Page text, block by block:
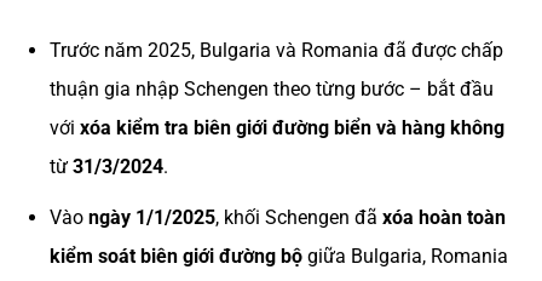
Trước năm 2025, Bulgaria và Romania đã được chấp
thuận gia nhập Schengen theo từng bước – bắt đầu
với xóa kiểm tra biên giới đường biển và hàng không
từ 31/3/2024.
Vào ngày 1/1/2025, khối Schengen đã xóa hoàn toàn
kiểm soát biên giới đường bộgiữa Bulgaria, Romania